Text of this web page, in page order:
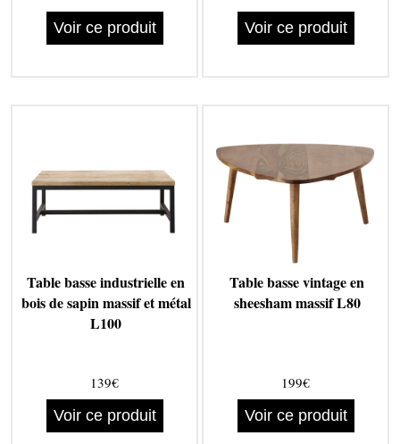
Voir ce produit
Voir ce produit
Table basse industrielle en
bois de sapin massif et métal
L100
139€
Voir ce produit
Table basse vintage en
sheesham massif L80
199€
Voir ce produit